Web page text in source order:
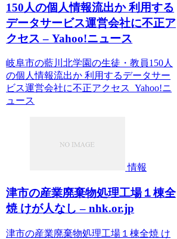
150人の個人情報流出か 利用する
データサービス運営会社に不正ア
クセス – Yahoo!ニュース
岐阜市の藍川北学園の生徒・教員150人
の個人情報流出か 利用するデータサー
ビス運営会社に不正アクセス Yahoo!ニ
ュース
情報
津市の産業廃棄物処理工場１棟全
焼 けが人なし – nhk.or.jp
津市の産業廃棄物処理工場１棟全焼 け